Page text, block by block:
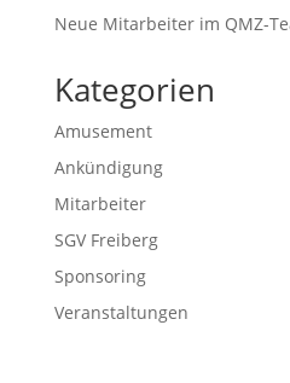
Neue Mitarbeiter im QMZ-
Kategorien
Amusement
Ankündigung
Mitarbeiter
SGV Freiberg
Sponsoring
Veranstaltungen